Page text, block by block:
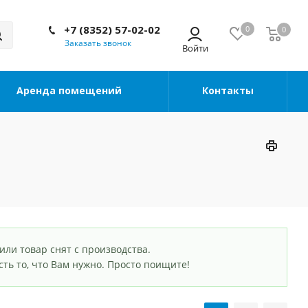
0 0
+7 (8352) 57-02-02
Заказать звонок
Аренда помещений Контакты
товар снят с производства.
то, что Вам нужно. Просто поищите!